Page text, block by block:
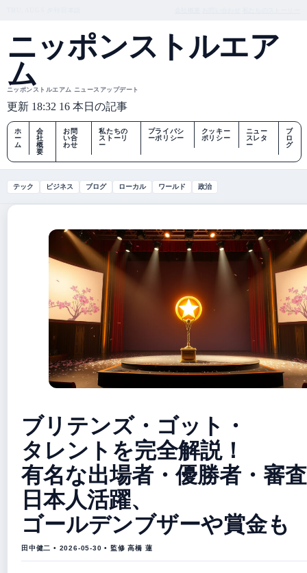
ニッポンストルエア
ム
ニッポンストルエアム ニュースアップデート
更新 18:32 16 本日の記事
ホ
ー
ム
会
社
概
要
お問
い合
わせ
私たちの
ストーリ
ー
プライバシ
ーポリシー
クッキー
ポリシー
ニュー
スレタ
ー
ブ
ロ
グ
テック ビジネス ブログ ローカル ワールド 政治
ブリテンズ・ゴット・
タレントを完全解説！
有名な出場者・優勝者・審
日本人活躍、
ゴールデンブザーや賞金も
田中健二 • 2026-05-30 • 監修 高橋 蓮